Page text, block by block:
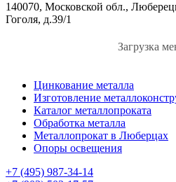
140070, Московской обл.,
Гоголя, д.39/1
Загрузка
Цинкование металла
Изготовление
Каталог металлопроката
Обработка металла
Металлопрокат в Люберцах
Опоры освещения
+7 (495) 987-34-14